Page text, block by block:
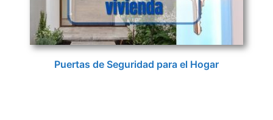
Puertas de Seguridad para el Hogar